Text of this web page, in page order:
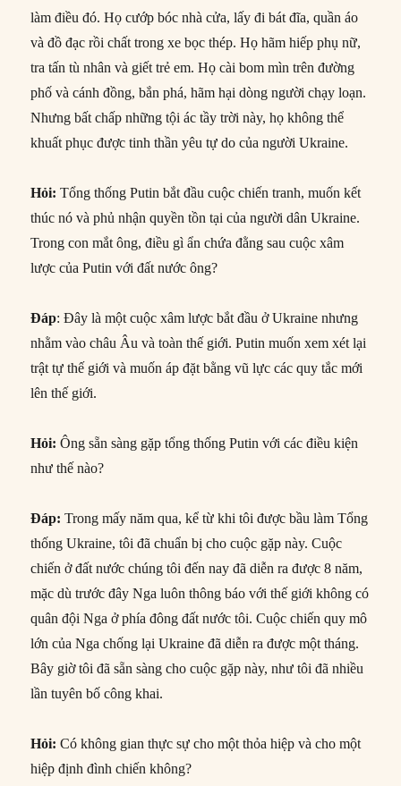
làm điều đó. Họ cướp bóc nhà cửa, lấy đi bát đĩa, quần áo
và đồ đạc rồi chất trong xe bọc thép. Họ hãm hiếp phụ nữ,
tra tấn tù nhân và giết trẻ em. Họ cài bom mìn trên đường
phố và cánh đồng, bắn phá, hãm hại dòng người chạy loạn.
Nhưng bất chấp những tội ác tầy trời này, họ không thể
khuất phục được tinh thần yêu tự do của người Ukraine.
Hỏi:Tổng thống Putin bắt đầu cuộc chiến tranh, muốn kết
thúc nó và phủ nhận quyền tồn tại của người dân Ukraine.
Trong con mắt ông, điều gì ẩn chứa đằng sau cuộc xâm
lược của Putin với đất nước ông?
Đáp: Đây là một cuộc xâm lược bắt đầu ở Ukraine nhưng
nhằm vào châu Âu và toàn thế giới. Putin muốn xem xét lại
trật tự thế giới và muốn áp đặt bằng vũ lực các quy tắc mới
lên thế giới.
Hỏi: Ông sẵn sàng gặp tổng thống Putin với các điều kiện
như thế nào?
Đáp:Trong mấy năm qua, kể từ khi tôi được bầu làm Tổng
thống Ukraine, tôi đã chuẩn bị cho cuộc gặp này. Cuộc
chiến ở đất nước chúng tôi đến nay đã diễn ra được 8 năm,
mặc dù trước đây Nga luôn thông báo với thế giới không có
quân đội Nga ở phía đông đất nước tôi. Cuộc chiến quy mô
lớn của Nga chống lại Ukraine đã diễn ra được một tháng.
Bây giờ tôi đã sẵn sàng cho cuộc gặp này, như tôi đã nhiều
lần tuyên bố công khai.
Hỏi: Có không gian thực sự cho một thỏa hiệp và cho một
hiệp định đình chiến không?